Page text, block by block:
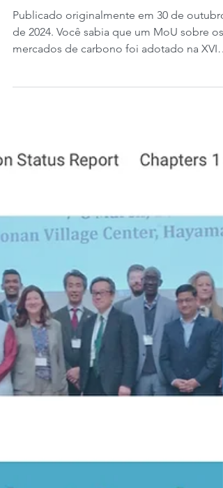
países BRICS.
Publicado originalmente em 30 de outubro